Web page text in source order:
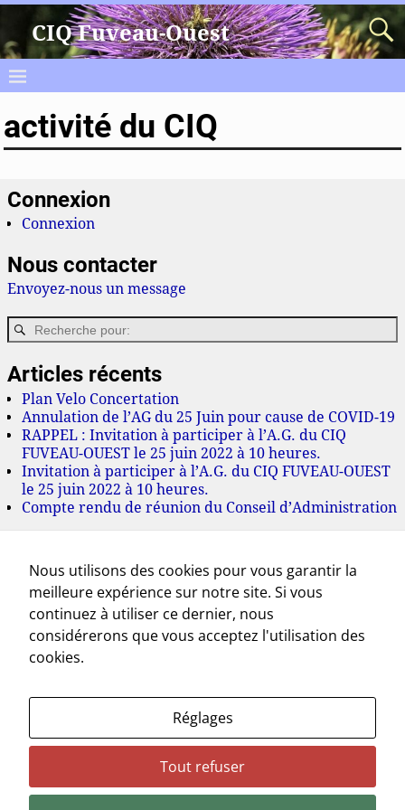
CIQ Fuveau-Ouest
activité du CIQ
Connexion
Connexion
Nous contacter
Envoyez-nous un message
Articles récents
Plan Velo Concertation
Annulation de l’AG du 25 Juin pour cause de COVID-19
RAPPEL : Invitation à participer à l’A.G. du CIQ
FUVEAU-OUEST le 25 juin 2022 à 10 heures.
Invitation à participer à l’A.G. du CIQ FUVEAU-OUEST
le 25 juin 2022 à 10 heures.
Compte rendu de réunion du Conseil d’Administration
juillet 2022
juin 2022
mai 2022
mars 2022
novembre 2021
octobre 2021
juillet 2021
avril 2021
mars 2021
novembre 2020
Nous utilisons des cookies pour vous garantir la
meilleure expérience sur notre site. Si vous
continuez à utiliser ce dernier, nous
considérerons que vous acceptez l'utilisation des
cookies.
Réglages
Tout refuser